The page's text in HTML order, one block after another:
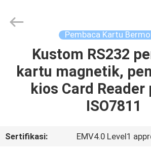
RUMAH
PRODUK
KAMI
Copyright
Pembaca Kartu
Kustom RS232
kartu magnetik,
kios Card Reader
ISO7811
Sertifikasi:
EMV4.0 Level1